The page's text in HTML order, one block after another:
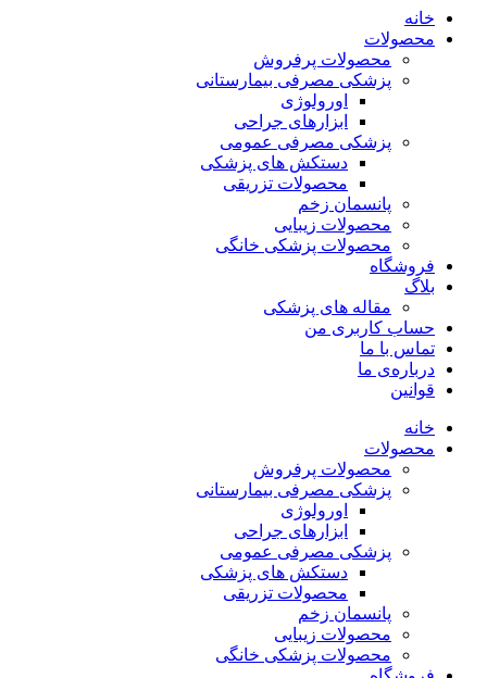
خانه
محصولات
محصولات پرفروش
پزشکی مصرفی بیمارستانی
اورولوژی
ابزارهای جراحی
پزشکی مصرفی عمومی
دستکش های پزشکی
محصولات تزریقی
پانسمان زخم
محصولات زیبایی
محصولات پزشکی خانگی
فروشگاه
بلاگ
مقاله های پزشکی
حساب کاربری من
تماس با ما
درباره‌ی ما
قوانین
خانه
محصولات
محصولات پرفروش
پزشکی مصرفی بیمارستانی
اورولوژی
ابزارهای جراحی
پزشکی مصرفی عمومی
دستکش های پزشکی
محصولات تزریقی
پانسمان زخم
محصولات زیبایی
محصولات پزشکی خانگی